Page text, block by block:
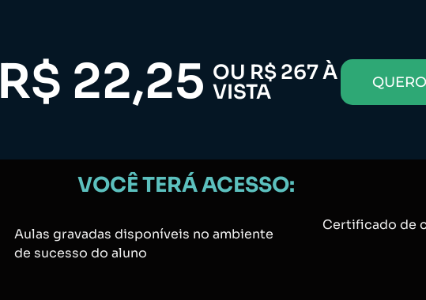
R$ 22,25 OU R$ 267 À
VISTA
VOCÊ TERÁ ACESSO:
Aulas gravadas disponíveis no ambiente
de sucesso do aluno
Certificado de